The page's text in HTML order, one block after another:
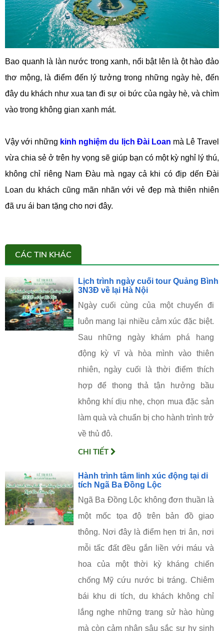
Bao quanh là làn nước trong xanh, nổi bật lên là ột hào đảo
thơ mộng, là điểm đến lý tưởng trong những ngày hè, đến
đây du khách như xua tan đi sự oi bức của ngày hè, và chìm
vào trong không gian xanh mát.
Vậy với những kinh nghiệm du lịch Đài Loan mà Lê Travel
vừa chia sẻ ở trên hy vọng sẽ giúp bạn có một kỳ nghỉ lý thú,
không chỉ riêng Nam Đàu mà ngay cả khi có địp dến Đài
Loan du khách cũng mãn nhãn với vẻ đẹp mà thiên nhiên
đã ưu ái ban tặng cho nơi đây.
CÁC TIN KHÁC
Lịch trình ngày cuối tour Quảng Bình
3N3Đ về lại Hà Nội
Ngày cuối cùng của một chuyến đi
luôn mang lại nhiều cảm xúc đặc biệt.
Sau những ngày khám phá hang
động kỳ vĩ và hòa mình vào thiên
nhiên, ngày cuối là thời điểm thích
hợp để thong thả tận hưởng bầu
không khí dịu nhẹ, chọn mua đặc sản
làm quà và chuẩn bị cho hành trình trở
về thủ đô.
CHI TIẾT
Hành trình tâm linh xúc động tại di
tích Ngã Ba Đồng Lộc
Ngã Ba Đồng Lộc không đơn thuần là
một mốc tọa độ trên bản đồ giao
thông. Nơi đây là điểm hẹn tri ân, nơi
mỗi tấc đất đều gắn liền với máu và
hoa của một thời kỳ kháng chiến
chống Mỹ cứu nước bi tráng. Chiêm
bái khu di tích, du khách không chỉ
lắng nghe những trang sử hào hùng
mà còn cảm nhận sâu sắc sự hy sinh